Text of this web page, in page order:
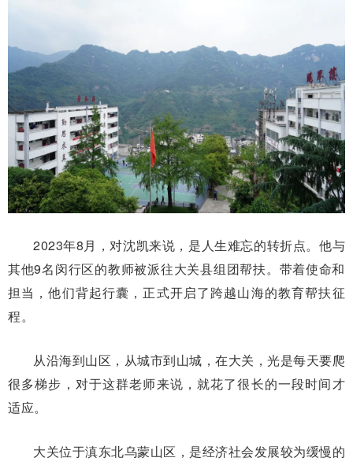
2023年8月，对沈凯来说，是人生难忘的转折点。他与
其他9名闵行区的教师被派往大关县组团帮扶。带着使命和
担当，他们背起行囊，正式开启了跨越山海的教育帮扶征
程。
从沿海到山区，从城市到山城，在大关，光是每天要爬
很多梯步，对于这群老师来说，就花了很长的一段时间才
适应。
大关位于滇东北乌蒙山区，是经济社会发展较为缓慢的